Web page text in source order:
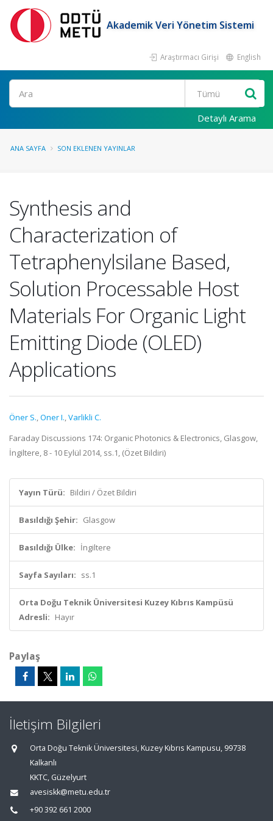
Akademik Veri Yönetim Sistemi
Araştırmacı Girişi English
Ara
Detaylı Arama
ANA SAYFA SON EKLENEN YAYINLAR
Synthesis and
Characterization of
Tetraphenylsilane Based,
Solution Processable Host
Materials For Organic Light
Emitting Diode (OLED)
Applications
Öner S.,Oner I.,Varlikli C.
Faraday Discussions 174: Organic Photonics & Electronics, Glasgow,
İngiltere, 8 - 10 Eylül 2014, ss.1, (Özet Bildiri)
Yayın Türü: Bildiri / Özet Bildiri
Basıldığı Şehir: Glasgow
Basıldığı Ülke: İngiltere
Sayfa Sayıları: ss.1
Orta Doğu Teknik Üniversitesi Kuzey Kıbrıs Kampüsü
Adresli: Hayır
Paylaş
İletişim Bilgileri
Orta Doğu Teknik Üniversitesi, Kuzey Kıbrıs Kampusu, 99738
Kalkanlı
KKTC, Güzelyurt
avesiskk@metu.edu.tr
+90 392 661 2000